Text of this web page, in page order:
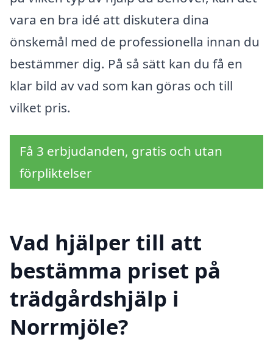
vara en bra idé att diskutera dina
önskemål med de professionella innan du
bestämmer dig. På så sätt kan du få en
klar bild av vad som kan göras och till
vilket pris.
Få 3 erbjudanden, gratis och utan
förpliktelser
Vad hjälper till att
bestämma priset på
trädgårdshjälp i
Norrmjöle?